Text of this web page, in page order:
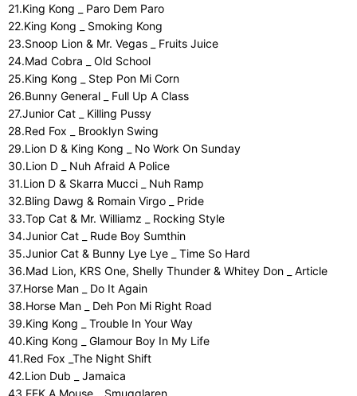
21.King Kong _ Paro Dem Paro
22.King Kong _ Smoking Kong
23.Snoop Lion & Mr. Vegas _ Fruits Juice
24.Mad Cobra _ Old School
25.King Kong _ Step Pon Mi Corn
26.Bunny General _ Full Up A Class
27.Junior Cat _ Killing Pussy
28.Red Fox _ Brooklyn Swing
29.Lion D & King Kong _ No Work On Sunday
30.Lion D _ Nuh Afraid A Police
31.Lion D & Skarra Mucci _ Nuh Ramp
32.Bling Dawg & Romain Virgo _ Pride
33.Top Cat & Mr. Williamz _ Rocking Style
34.Junior Cat _ Rude Boy Sumthin
35.Junior Cat & Bunny Lye Lye _ Time So Hard
36.Mad Lion, KRS One, Shelly Thunder & Whitey Don _ Article
37.Horse Man _ Do It Again
38.Horse Man _ Deh Pon Mi Right Road
39.King Kong _ Trouble In Your Way
40.King Kong _ Glamour Boy In My Life
41.Red Fox _The Night Shift
42.Lion Dub _ Jamaica
43.EEK A Mouse _ Smugglaren